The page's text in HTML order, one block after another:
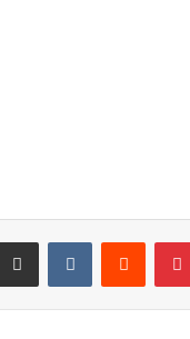
مشاركة عبر البريد